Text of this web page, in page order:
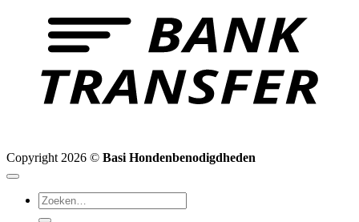
Copyright 2026 © Basi Hondenbenodigdheden
Zoeken
naar: